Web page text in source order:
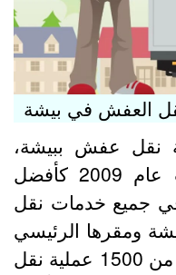
العفش في بيشة
عفش ببيشة،
فشركة كيان التى تأسست عام 2009 كأفضل
خدمات نقل
ومقرها الرئيسي
(bisha, بيشة ) وقدمت أكثر من 1500 عملية نقل